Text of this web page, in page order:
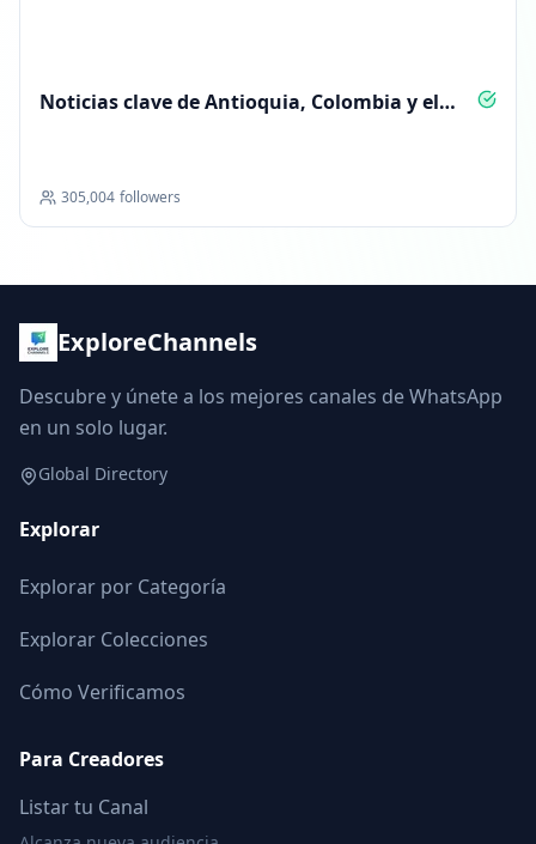
Noticias clave de Antioquia, Colombia y el
305,004 followers
ExploreChannels
Descubre y únete a los mejores canales de WhatsApp
en un solo lugar.
Global Directory
Explorar
Explorar por Categoría
Explorar Colecciones
Cómo Verificamos
Para Creadores
Listar tu Canal